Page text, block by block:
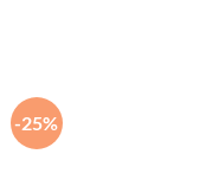
-25%